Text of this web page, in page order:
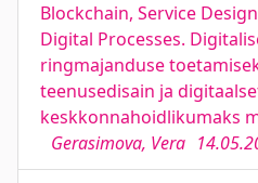
Blockchain, Service
Digital Processes.
ringmajanduse
teenusedisain ja
keskkonnahoidlikumaks
Gerasimova, Vera